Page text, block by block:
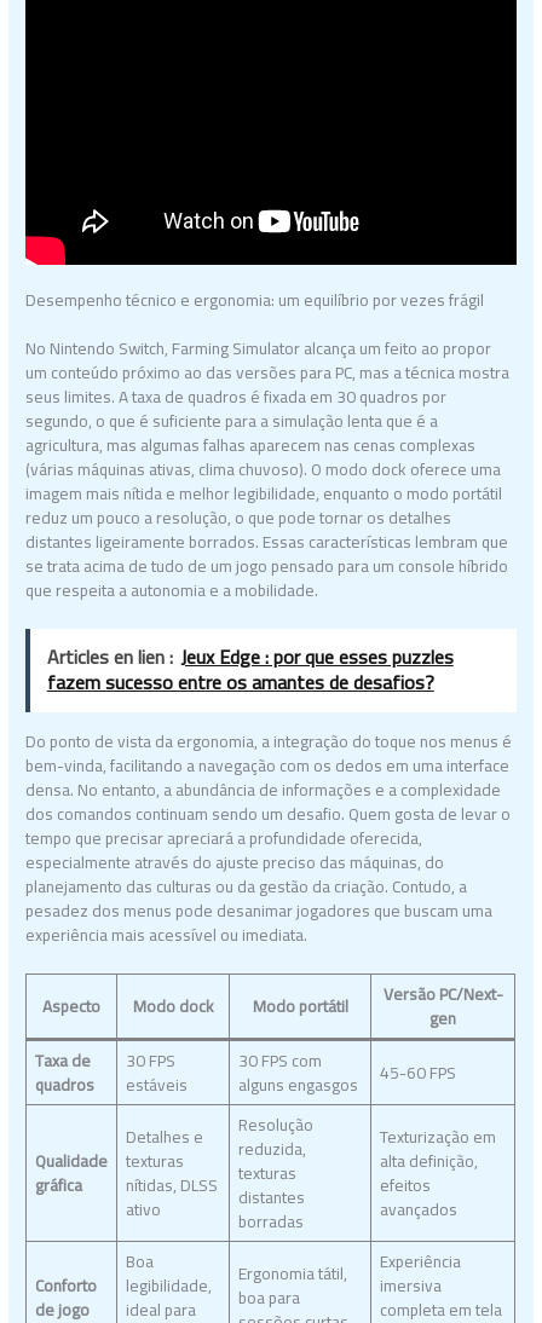
Desempenho técnico e ergonomia: um equilíbrio por vezes frágil
No Nintendo Switch, Farming Simulator alcança um feito ao propor
um conteúdo próximo ao das versões para PC, mas a técnica mostra
seus limites. A taxa de quadros é fixada em 30 quadros por
segundo, o que é suficiente para a simulação lenta que é a
agricultura, mas algumas falhas aparecem nas cenas complexas
(várias máquinas ativas, clima chuvoso). O modo dock oferece uma
imagem mais nítida e melhor legibilidade, enquanto o modo portátil
reduz um pouco a resolução, o que pode tornar os detalhes
distantes ligeiramente borrados. Essas características lembram que
se trata acima de tudo de um jogo pensado para um console híbrido
que respeita a autonomia e a mobilidade.
Articles en lien : Jeux Edge : por que esses puzzles
fazem sucesso entre os amantes de desafios?
Do ponto de vista da ergonomia, a integração do toque nos menus é
bem-vinda, facilitando a navegação com os dedos em uma interface
densa. No entanto, a abundância de informações e a complexidade
dos comandos continuam sendo um desafio. Quem gosta de levar o
tempo que precisar apreciará a profundidade oferecida,
especialmente através do ajuste preciso das máquinas, do
planejamento das culturas ou da gestão da criação. Contudo, a
pesadez dos menus pode desanimar jogadores que buscam uma
experiência mais acessível ou imediata.
Aspecto Modo dock Modo portátil Versão PC/Next-
gen
Taxa de
quadros
30 FPS
estáveis
30 FPS com
alguns engasgos 45-60 FPS
Qualidade
gráfica
Detalhes e
texturas
nítidas, DLSS
ativo
Resolução
reduzida,
texturas
distantes
borradas
Texturização em
alta definição,
efeitos
avançados
Conforto
de jogo
Boa
legibilidade,
ideal para
Ergonomia tátil,
boa para
Experiência
imersiva
completa em tela